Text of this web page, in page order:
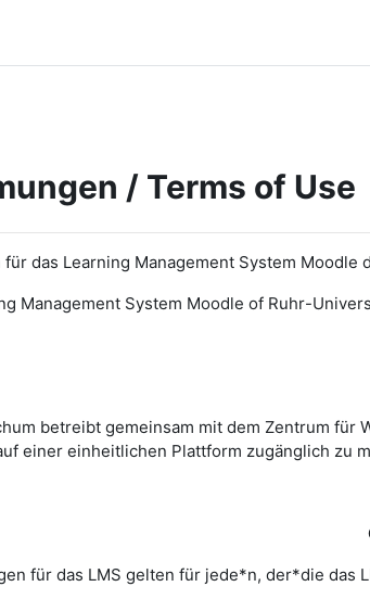
/ Terms of Use
das Learning Management System Moodle
Management System Moodle of Ruhr-
betreibt gemeinsam mit dem Zentrum für
einer einheitlichen Plattform zugänglich zu
für das LMS gelten für jede*n, der*die